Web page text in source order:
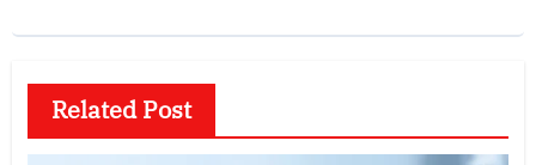
Related Post